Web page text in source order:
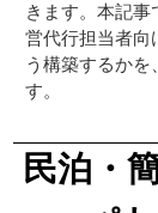
きます。本記
営代行担当者向
う構築するかを
す。
民泊・